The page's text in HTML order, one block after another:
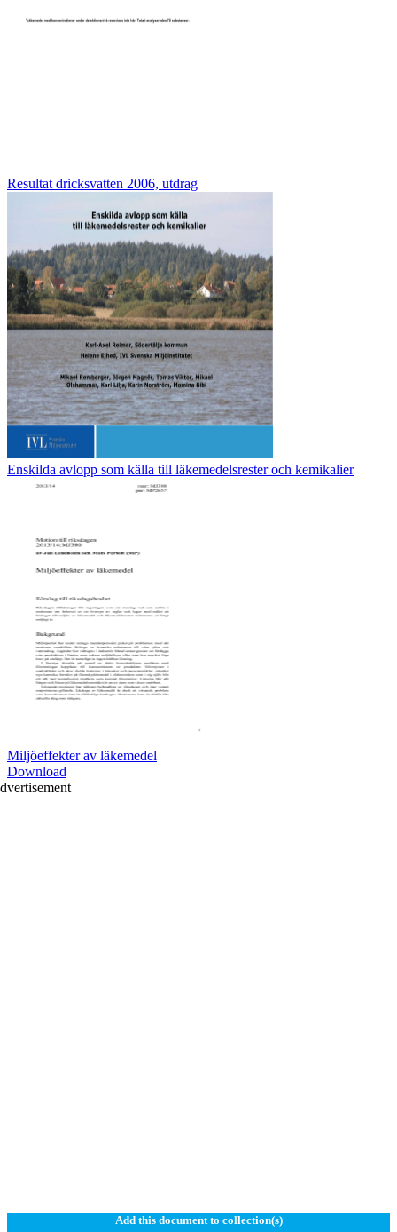
Resultat dricksvatten 2006, utdrag
Enskilda avlopp som källa till läkemedelsrester och kemikalier
Miljöeffekter av läkemedel
Download
Add this document to collection(s)